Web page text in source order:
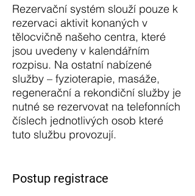
Rezervační systém slouží pouze k
rezervaci aktivit konaných v
tělocvičně našeho centra, které
jsou uvedeny v kalendářním
rozpisu. Na ostatní nabízené
služby – fyzioterapie, masáže,
regenerační a rekondiční služby je
nutné se rezervovat na telefonních
číslech jednotlivých osob které
tuto službu provozují.
Postup registrace